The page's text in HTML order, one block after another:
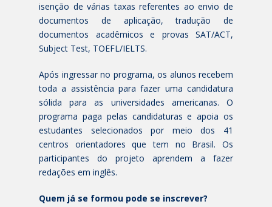
isenção de várias taxas referentes ao envio de
documentos de aplicação, tradução de
documentos acadêmicos e provas SAT/ACT,
Subject Test, TOEFL/IELTS.
Após ingressar no programa, os alunos recebem
toda a assistência para fazer uma candidatura
sólida para as universidades americanas. O
programa paga pelas candidaturas e apoia os
estudantes selecionados por meio dos 41
centros orientadores que tem no Brasil. Os
participantes do projeto aprendem a fazer
redações em inglês.
Quem já se formou pode se inscrever?